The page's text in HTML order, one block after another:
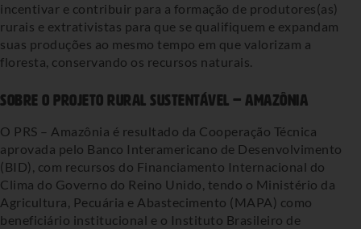
incentivar e contribuir para a formação de produtores(as)
rurais e extrativistas para que se qualifiquem e expandam
suas produções ao mesmo tempo em que valorizam a
floresta, conservando os recursos naturais.
Sobre o Projeto Rural Sustentável – Amazônia
O PRS – Amazônia é resultado da Cooperação Técnica
aprovada pelo Banco Interamericano de Desenvolvimento
(BID), com recursos do Financiamento Internacional do
Clima do Governo do Reino Unido, tendo o Ministério da
Agricultura, Pecuária e Abastecimento (MAPA) como
beneficiário institucional e o Instituto Brasileiro de